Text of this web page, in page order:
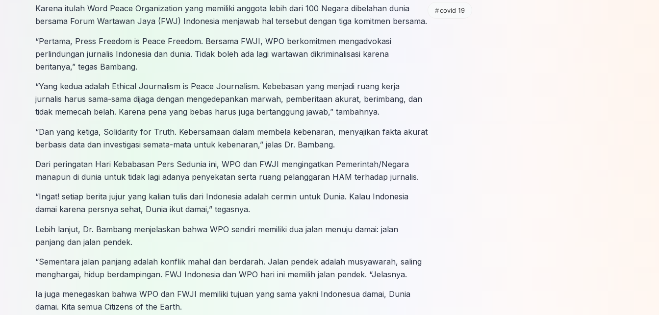
Karena itulah Word Peace Organization yang memiliki anggota lebih dari 100 Negara dibelahan dunia
bersama Forum Wartawan Jaya (FWJ) Indonesia menjawab hal tersebut dengan tiga komitmen bersama.
“Pertama, Press Freedom is Peace Freedom. Bersama FWJI, WPO berkomitmen mengadvokasi
perlindungan jurnalis Indonesia dan dunia. Tidak boleh ada lagi wartawan dikriminalisasi karena
beritanya,” tegas Bambang.
“Yang kedua adalah Ethical Journalism is Peace Journalism. Kebebasan yang menjadi ruang kerja
jurnalis harus sama-sama dijaga dengan mengedepankan marwah, pemberitaan akurat, berimbang, dan
tidak memecah belah. Karena pena yang bebas harus juga bertanggung jawab,” tambahnya.
“Dan yang ketiga, Solidarity for Truth. Kebersamaan dalam membela kebenaran, menyajikan fakta akurat
berbasis data dan investigasi semata-mata untuk kebenaran,” jelas Dr. Bambang.
Dari peringatan Hari Kebabasan Pers Sedunia ini, WPO dan FWJI mengingatkan Pemerintah/Negara
manapun di dunia untuk tidak lagi adanya penyekatan serta ruang pelanggaran HAM terhadap jurnalis.
“Ingat! setiap berita jujur yang kalian tulis dari Indonesia adalah cermin untuk Dunia. Kalau Indonesia
damai karena persnya sehat, Dunia ikut damai,” tegasnya.
Lebih lanjut, Dr. Bambang menjelaskan bahwa WPO sendiri memiliki dua jalan menuju damai: jalan
panjang dan jalan pendek.
“Sementara jalan panjang adalah konflik mahal dan berdarah. Jalan pendek adalah musyawarah, saling
menghargai, hidup berdampingan. FWJ Indonesia dan WPO hari ini memilih jalan pendek. “Jelasnya.
Ia juga menegaskan bahwa WPO dan FWJI memiliki tujuan yang sama yakni Indonesua damai, Dunia
damai. Kita semua Citizens of the Earth.
covid 19